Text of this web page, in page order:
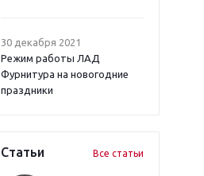
30 декабря 2021
Режим работы ЛАД
Фурнитура на новогодние
праздники
Статьи Все статьи